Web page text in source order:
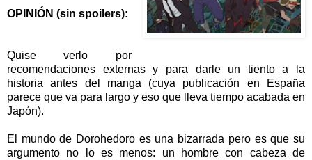
OPINIÓN (sin spoilers):
Quise verlo por
recomendaciones externas y para darle un tiento a la
historia antes del manga (cuya publicación en España
parece que va para largo y eso que lleva tiempo acabada en
Japón).
El mundo de Dorohedoro es una bizarrada pero es que su
argumento no lo es menos: un hombre con cabeza de